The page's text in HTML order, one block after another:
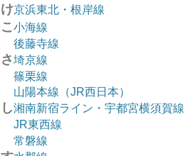
け京浜東北・根岸線
こ小海線
後藤寺線
さ埼京線
篠栗線
山陽本線（JR西日本）
し湘南新宿ライン・宇都宮横須賀線
JR東西線
常磐線